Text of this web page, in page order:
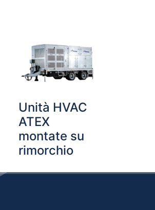
Unità HVAC
ATEX
montate su
rimorchio